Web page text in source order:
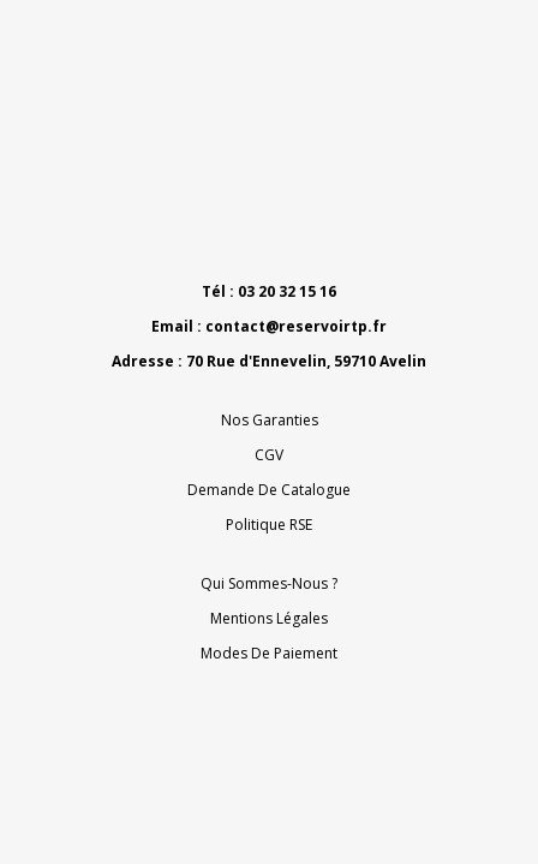
Tél : 03 20 32 15 16
Email : contact@reservoirtp.fr
Adresse : 70 Rue d'Ennevelin, 59710 Avelin
Nos Garanties
CGV
Demande De Catalogue
Politique RSE
Qui Sommes-Nous ?
Mentions Légales
Modes De Paiement